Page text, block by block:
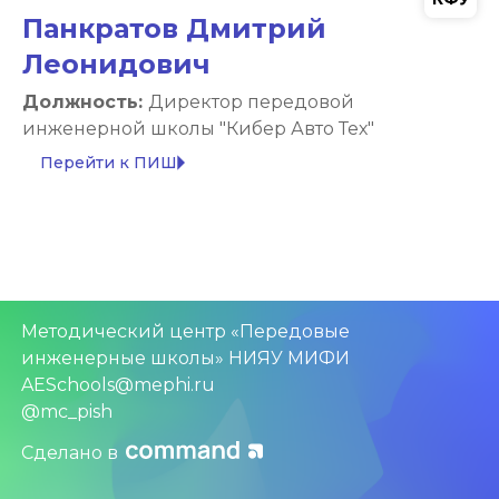
Панкратов Дмитрий
Леонидович
Должность: Директор передовой
инженерной школы "Кибер Авто Тех"
arrow_right
Перейти к ПИШ
Методический центр «Передовые
инженерные школы» НИЯУ МИФИ
AESchools@mephi.ru
@mc_pish